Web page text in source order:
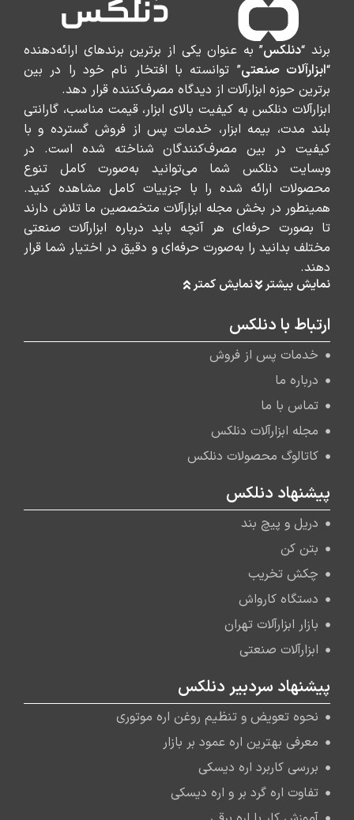
برند “دنلکس” به عنوان یکی از برترین برندهای ارائه‌دهنده
“ابزارآلات صنعتی” توانسته با افتخار نام خود را در بین
برترین حوزه ابزارآلات از دیدگاه مصرف‌کننده قرار دهد.
ابزارآلات دنلکس به کیفیت بالای ابزار، قیمت مناسب، گارانتی
بلند مدت، بیمه ابزار، خدمات پس از فروش گسترده و با
کیفیت در بین مصرف‌کنندگان شناخته شده است. در
وبسایت دنلکس شما می‌توانید به‌صورت کامل تنوع
محصولات ارائه شده را با جزییات کامل مشاهده کنید.
همینطور در بخش مجله ابزارآلات متخصصین ما تلاش دارند
تا بصورت حرفه‌ای هر آنچه باید درباره ابزارآلات صنعتی
مختلف بدانید را به‌صورت حرفه‌ای و دقیق در اختیار شما قرار
دهند.
نمایش بیشتر نمایش کمتر
ارتباط با دنلکس
خدمات پس از فروش
درباره ما
تماس با ما
مجله ابزارآلات دنلکس
کاتالوگ محصولات دنلکس
پیشنهاد دنلکس
دریل و پیچ بند
بتن کن
چکش تخریب
دستگاه کارواش
بازار ابزارآلات تهران
ابزارآلات صنعتی
پیشنهاد سردبیر دنلکس
نحوه تعویض و تنظیم روغن اره موتوری
معرفی بهترین اره عمود بر بازار
بررسی کاربرد اره دیسکی
تفاوت اره گرد بر و اره دیسکی